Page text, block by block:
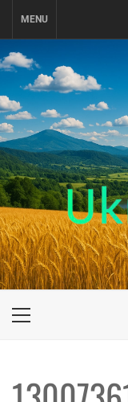
MENU
Primary